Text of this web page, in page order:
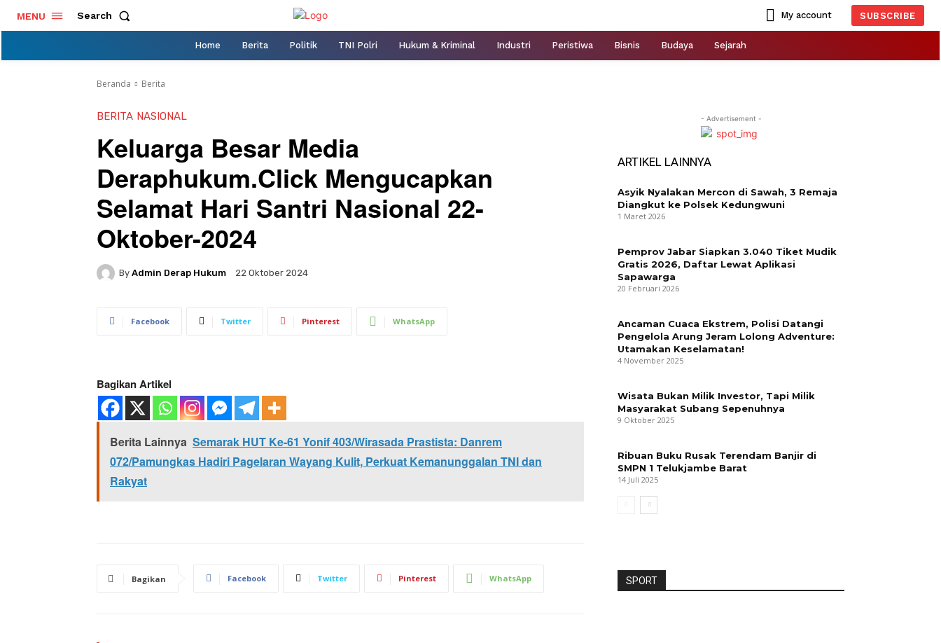
MENU Search My account SUBSCRIBE
Home Berita Politik TNI Polri Hukum & Kriminal Industri Peristiwa Bisnis Budaya Sejarah
Beranda Berita
BERITA NASIONAL
Keluarga Besar Media
Deraphukum.Click Mengucapkan
Selamat Hari Santri Nasional 22-
Oktober-2024
By Admin Derap Hukum 22 Oktober 2024
Facebook Twitter Pinterest WhatsApp
Bagikan Artikel
Berita Lainnya Semarak HUT Ke-61 Yonif 403/Wirasada Prastista: Danrem
072/Pamungkas Hadiri Pagelaran Wayang Kulit, Perkuat Kemanunggalan TNI dan
Rakyat
Bagikan Facebook Twitter Pinterest WhatsApp
- Advertisement -
ARTIKEL LAINNYA
Asyik Nyalakan Mercon di Sawah, 3 Remaja
Diangkut ke Polsek Kedungwuni
1 Maret 2026
Pemprov Jabar Siapkan 3.040 Tiket Mudik
Gratis 2026, Daftar Lewat Aplikasi
Sapawarga
20 Februari 2026
Ancaman Cuaca Ekstrem, Polisi Datangi
Pengelola Arung Jeram Lolong Adventure:
Utamakan Keselamatan!
4 November 2025
Wisata Bukan Milik Investor, Tapi Milik
Masyarakat Subang Sepenuhnya
9 Oktober 2025
Ribuan Buku Rusak Terendam Banjir di
SMPN 1 Telukjambe Barat
14 Juli 2025
SPORT